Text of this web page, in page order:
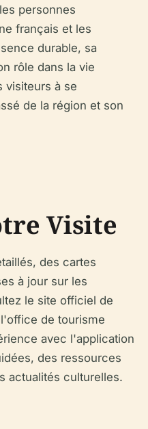
personnes
français et les
durable, sa
rôle dans la vie
visiteurs à se
de la région et son
Visite
des cartes
à jour sur les
le site officiel de
de tourisme
avec l'application
des ressources
actualités culturelles.